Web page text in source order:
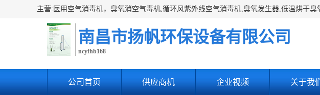
南昌市扬帆环保设备有限公司
ncyfhb168
公司首页 供应商机 企业视频 关于我们